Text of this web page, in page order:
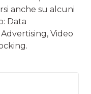
anche su alcuni
Data
Video